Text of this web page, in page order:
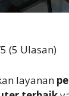
(5 Ulasan)
layanan